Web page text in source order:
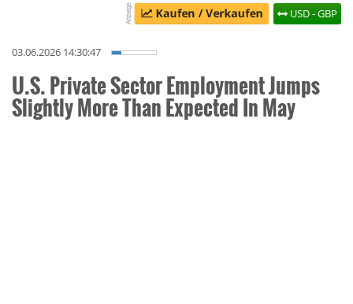
USD - GBP
03.06.2026 14:30:47
U.S. Private Sector Employment Jumps
Slightly More Than Expected In May